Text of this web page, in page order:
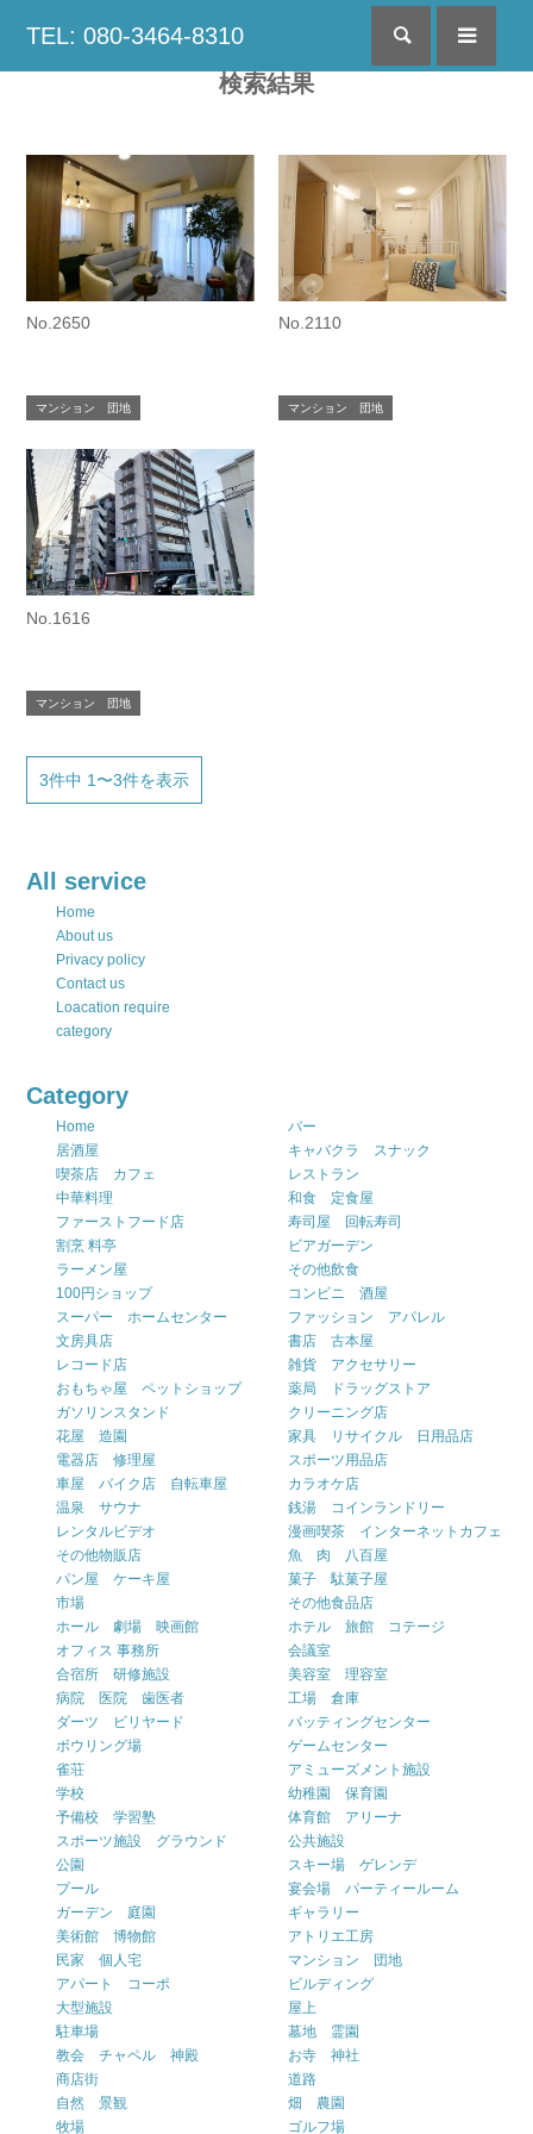
TEL: 080-3464-8310 検索
検索結果
No.2650
マンション 団地
No.2110
マンション 団地
No.1616
マンション 団地
3件中 1〜3件を表示
All service
Home
About us
Privacy policy
Contact us
Loacation require
category
Category
Home
バー
居酒屋
キャバクラ スナック
喫茶店 カフェ
レストラン
中華料理
和食 定食屋
ファーストフード店
寿司屋 回転寿司
割烹 料亭
ビアガーデン
ラーメン屋
その他飲食
100円ショップ
コンビニ 酒屋
スーパー ホームセンター
ファッション アパレル
文房具店
書店 古本屋
レコード店
雑貨 アクセサリー
おもちゃ屋 ペットショップ
薬局 ドラッグストア
ガソリンスタンド
クリーニング店
花屋 造園
家具 リサイクル 日用品店
電器店 修理屋
スポーツ用品店
車屋 バイク店 自転車屋
カラオケ店
温泉 サウナ
銭湯 コインランドリー
レンタルビデオ
漫画喫茶 インターネットカフェ
その他物販店
魚 肉 八百屋
パン屋 ケーキ屋
菓子 駄菓子屋
市場
その他食品店
ホール 劇場 映画館
ホテル 旅館 コテージ
オフィス 事務所
会議室
合宿所 研修施設
美容室 理容室
病院 医院 歯医者
工場 倉庫
ダーツ ビリヤード
バッティングセンター
ボウリング場
ゲームセンター
雀荘
アミューズメント施設
学校
幼稚園 保育園
予備校 学習塾
体育館 アリーナ
スポーツ施設 グラウンド
公共施設
公園
スキー場 ゲレンデ
プール
宴会場 パーティールーム
ガーデン 庭園
ギャラリー
美術館 博物館
アトリエ工房
民家 個人宅
マンション 団地
アパート コーポ
ビルディング
大型施設
屋上
駐車場
墓地 霊園
教会 チャペル 神殿
お寺 神社
商店街
道路
自然 景観
畑 農園
牧場
ゴルフ場